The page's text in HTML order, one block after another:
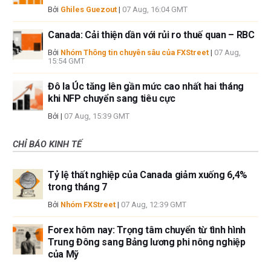
Bởi Ghiles Guezout | 07 Aug, 16:04 GMT
Canada: Cải thiện dần với rủi ro thuế quan – RBC
Bởi Nhóm Thông tin chuyên sâu của FXStreet | 07 Aug,
15:54 GMT
Đô la Úc tăng lên gần mức cao nhất hai tháng
khi NFP chuyển sang tiêu cực
Bởi | 07 Aug, 15:39 GMT
CHỈ BÁO KINH TẾ
Tỷ lệ thất nghiệp của Canada giảm xuống 6,4%
trong tháng 7
Bởi Nhóm FXStreet | 07 Aug, 12:39 GMT
Forex hôm nay: Trọng tâm chuyển từ tình hình
Trung Đông sang Bảng lương phi nông nghiệp
của Mỹ